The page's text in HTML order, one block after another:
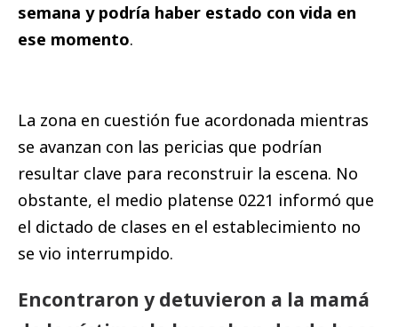
semana y podría haber estado con vida en
ese momento.
La zona en cuestión fue acordonada mientras
se avanzan con las pericias que podrían
resultar clave para reconstruir la escena. No
obstante, el medio platense 0221 informó que
el dictado de clases en el establecimiento no
se vio interrumpido.
Encontraron y detuvieron a la mamá